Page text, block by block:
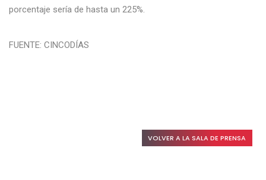
porcentaje sería de hasta un 225%.
FUENTE: CINCODÍAS
VOLVER A LA SALA DE PRENSA